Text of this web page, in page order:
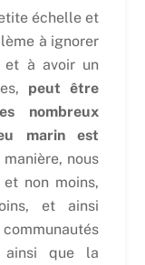
échelle et
à ignorer
et à avoir un
peut être
nombreux
marin est
nous
non moins,
et ainsi
ainsi que la